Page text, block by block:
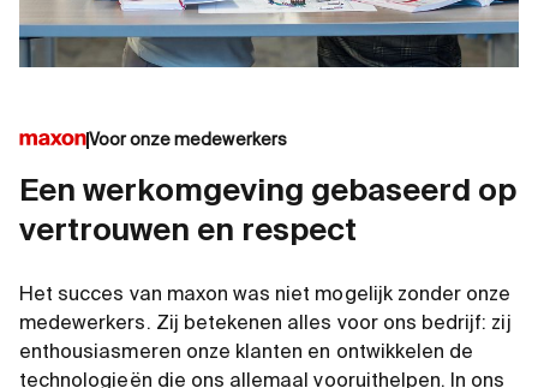
Voor onze medewerkers
Een werkomgeving gebaseerd op
vertrouwen en respect
Het succes van maxon was niet mogelijk zonder onze
medewerkers. Zij betekenen alles voor ons bedrijf: zij
enthousiasmeren onze klanten en ontwikkelen de
technologieën die ons allemaal vooruithelpen. In ons